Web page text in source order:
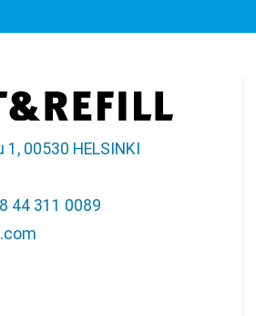
00530 HELSINKI
44 311 0089